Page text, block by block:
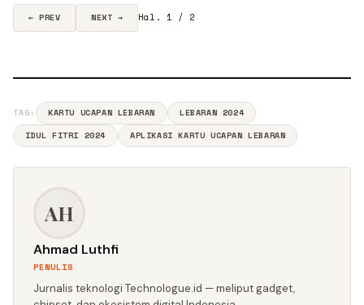
← PREV NEXT → Hal. 1 / 2
TAG: KARTU UCAPAN LEBARAN
LEBARAN 2024
IDUL FITRI 2024
APLIKASI KARTU UCAPAN LEBARAN
AH
Ahmad Luthfi
PENULIS
Jurnalis teknologi Technologue.id — meliput gadget,